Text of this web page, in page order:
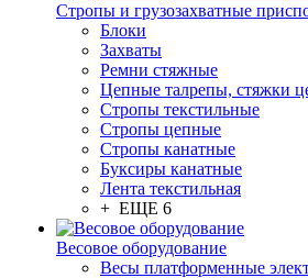
Стропы и грузозахватные
Блоки
Захваты
Ремни стяжные
Цепные талрепы, стяжки
Стропы текстильные
Стропы цепные
Стропы канатные
Буксиры канатные
Лента текстильная
+ ЕЩЕ 6
Весовое оборудование
Весы платформенные